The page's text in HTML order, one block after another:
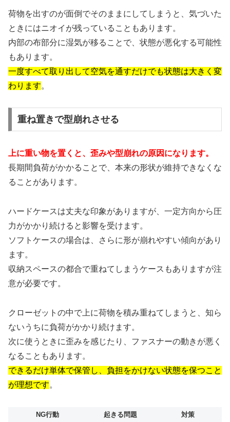
荷物を出すのが面倒でそのままにしてしまうと、気づいた
ときにはニオイが残っていることもあります。
内部の布部分に湿気が移ることで、状態が悪化する可能性
もあります。
一度すべて取り出して空気を通すだけでも状態は大きく変
わります。
重ね置きで型崩れさせる
上に重い物を置くと、歪みや型崩れの原因になります。
長期間負荷がかかることで、本来の形状が維持できなくな
ることがあります。
ハードケースは丈夫な印象がありますが、一定方向から圧
力がかかり続けると影響を受けます。
ソフトケースの場合は、さらに形が崩れやすい傾向があり
ます。
収納スペースの都合で重ねてしまうケースもありますが注
意が必要です。
クローゼットの中で上に荷物を積み重ねてしまうと、知ら
ないうちに負荷がかかり続けます。
次に使うときに歪みを感じたり、ファスナーの動きが悪く
なることもあります。
できるだけ単体で保管し、負担をかけない状態を保つこと
が理想です。
NG行動 起きる問題
対策